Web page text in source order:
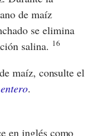
de maíz
se elimina
salina. 16
maíz, consulte el
.
en inglés como